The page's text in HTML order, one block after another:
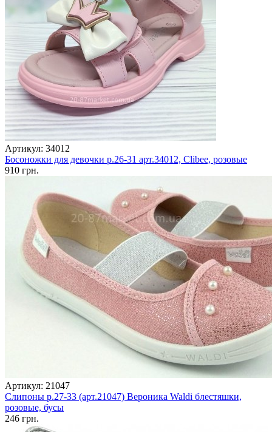
Артикул: 34012
Босоножки для девочки р.26-31 арт.34012, Clibee, розовые
910 грн.
Артикул: 21047
Слипоны р.27-33 (арт.21047) Вероника Waldi блестяшки,
розовые, бусы
246 грн.